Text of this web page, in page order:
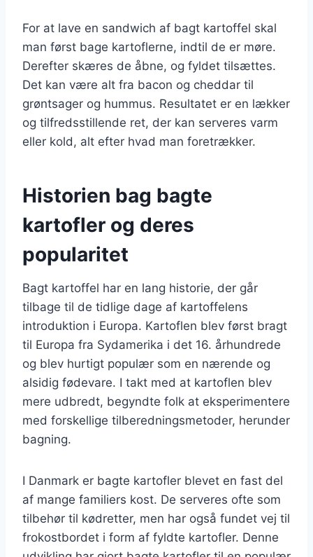
For at lave en sandwich af bagt kartoffel skal
man først bage kartoflerne, indtil de er møre.
Derefter skæres de åbne, og fyldet tilsættes.
Det kan være alt fra bacon og cheddar til
grøntsager og hummus. Resultatet er en lækker
og tilfredsstillende ret, der kan serveres varm
eller kold, alt efter hvad man foretrækker.
Historien bag bagte
kartofler og deres
popularitet
Bagt kartoffel har en lang historie, der går
tilbage til de tidlige dage af kartoffelens
introduktion i Europa. Kartoflen blev først bragt
til Europa fra Sydamerika i det 16. århundrede
og blev hurtigt populær som en nærende og
alsidig fødevare. I takt med at kartoflen blev
mere udbredt, begyndte folk at eksperimentere
med forskellige tilberedningsmetoder, herunder
bagning.
I Danmark er bagte kartofler blevet en fast del
af mange familiers kost. De serveres ofte som
tilbehør til kødretter, men har også fundet vej til
frokostbordet i form af fyldte kartofler. Denne